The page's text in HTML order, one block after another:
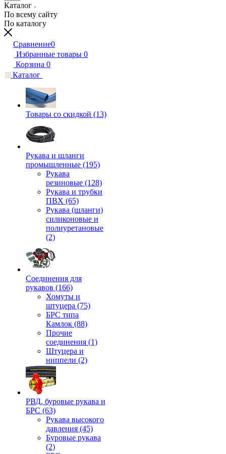
Каталог
По всему сайту
По каталогу
Сравнение0
Избранные товары 0
Корзина 0
Каталог
Товары со скидкой (13)
Рукава и шланги
промышленные (195)
Рукава
резиновые (128)
Рукава и трубки
ПВХ (65)
Рукава (шланги)
силиконовые и
полиуретановые
(2)
Соединения для
рукавов (166)
Хомуты и
штуцера (75)
БРС типа
Камлок (88)
Прочие
соединения (1)
Штуцера и
ниппели (2)
РВД, буровые рукава и
БРС (63)
Рукава высокого
давления (45)
Буровые рукава
(2)